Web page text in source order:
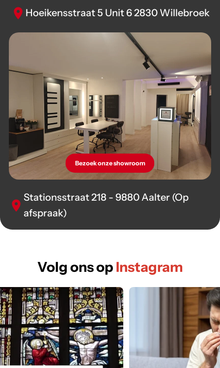
Hoeikensstraat 5 Unit 6 2830 Willebroek
Bezoek onze showroom
Stationsstraat 218 - 9880 Aalter (Op
afspraak)
Volg ons op Instagram